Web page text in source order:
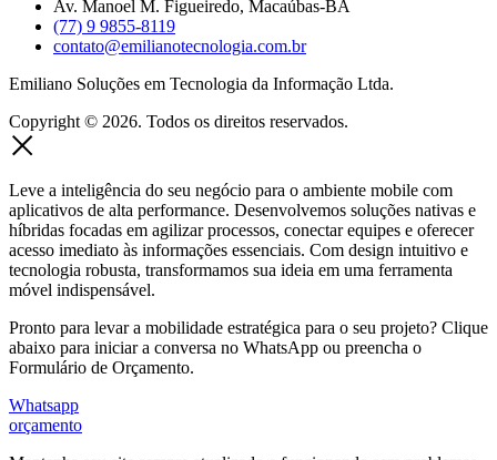
Av. Manoel M. Figueiredo, Macaúbas-BA
(77) 9 9855-8119
contato@emilianotecnologia.com.br
Emiliano Soluções em Tecnologia da Informação Ltda.
Copyright © 2026. Todos os direitos reservados.
Leve a inteligência do seu negócio para o ambiente mobile com
aplicativos de alta performance. Desenvolvemos soluções nativas e
híbridas focadas em agilizar processos, conectar equipes e oferecer
acesso imediato às informações essenciais. Com design intuitivo e
tecnologia robusta, transformamos sua ideia em uma ferramenta
móvel indispensável.
Pronto para levar a mobilidade estratégica para o seu projeto? Clique
abaixo para iniciar a conversa no WhatsApp ou preencha o
Formulário de Orçamento.
Whatsapp
orçamento